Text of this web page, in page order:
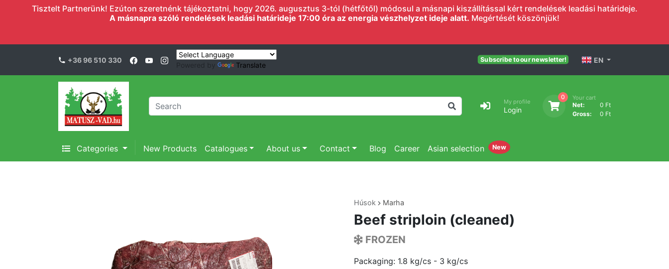
Tisztelt Partnerünk! Ezúton szeretnénk tájékoztatni, hogy 2026. augusztus 3-tól (hétfőtől) módosul a másnapi kiszállítással kért rendelések leadási határideje.
A másnapra szóló rendelések leadási határideje 17:00 óra az energia vészhelyzet ideje alatt. Megértését köszönjük!
+36 96 510 330
Powered by Translate
Subscribe to our newsletter! EN
My profile
Login
0 Your cart
Net:
0 Ft
Gross:
0 Ft
Categories New Products Catalogues About us Contact Blog Career Asian selection New
Húsok Marha
Beef striploin (cleaned)
FROZEN
Packaging: 1.8 kg/cs - 3 kg/cs